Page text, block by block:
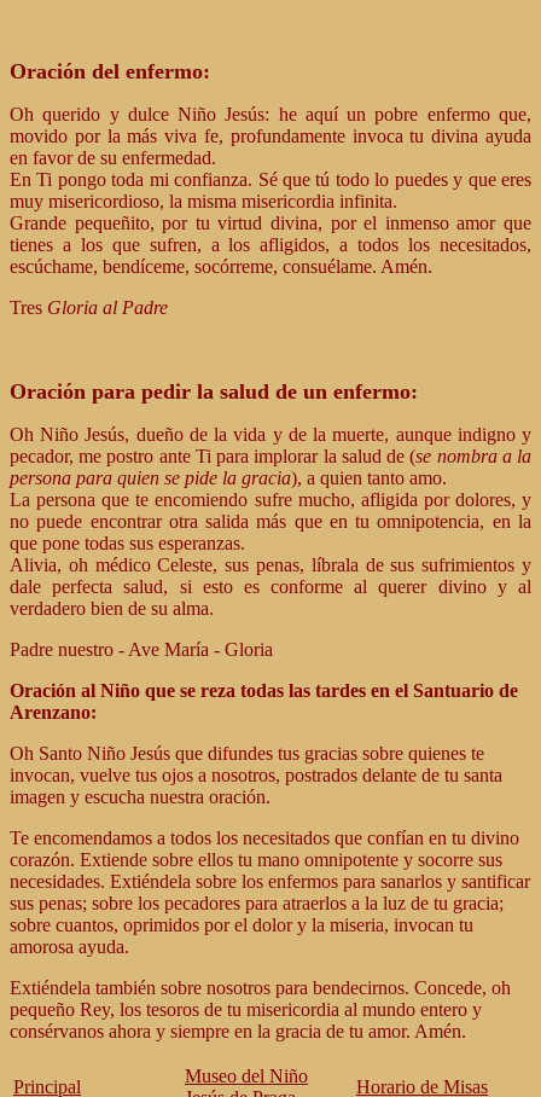
Oración del enfermo:
Oh querido y dulce Niño Jesús: he aquí un pobre enfermo que,
movido por la más viva fe, profundamente invoca tu divina ayuda
en favor de su enfermedad.
En Ti pongo toda mi confianza. Sé que tú todo lo puedes y que eres
muy misericordioso, la misma misericordia infinita.
Grande pequeñito, por tu virtud divina, por el inmenso amor que
tienes a los que sufren, a los afligidos, a todos los necesitados,
escúchame, bendíceme, socórreme, consuélame. Amén.
Tres Gloria al Padre
Oración para pedir la salud de un enfermo:
Oh Niño Jesús, dueño de la vida y de la muerte, aunque indigno y
pecador, me postro ante Ti para implorar la salud de (se nombra a la
persona para quien se pide la gracia), a quien tanto amo.
La persona que te encomiendo sufre mucho, afligida por dolores, y
no puede encontrar otra salida más que en tu omnipotencia, en la
que pone todas sus esperanzas.
Alivia, oh médico Celeste, sus penas, líbrala de sus sufrimientos y
dale perfecta salud, si esto es conforme al querer divino y al
verdadero bien de su alma.
Padre nuestro - Ave María - Gloria
Oración al Niño que se reza todas las tardes en el Santuario de
Arenzano:
Oh Santo Niño Jesús que difundes tus gracias sobre quienes te
invocan, vuelve tus ojos a nosotros, postrados delante de tu santa
imagen y escucha nuestra oración.
Te encomendamos a todos los necesitados que confían en tu divino
corazón. Extiende sobre ellos tu mano omnipotente y socorre sus
necesidades. Extiéndela sobre los enfermos para sanarlos y santificar
sus penas; sobre los pecadores para atraerlos a la luz de tu gracia;
sobre cuantos, oprimidos por el dolor y la miseria, invocan tu
amorosa ayuda.
Extiéndela también sobre nosotros para bendecirnos. Concede, oh
pequeño Rey, los tesoros de tu misericordia al mundo entero y
consérvanos ahora y siempre en la gracia de tu amor. Amén.
Principal
Museo del Niño
Horario de Misas